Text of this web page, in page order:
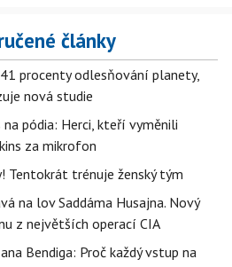
články
procenty odlesňování planety,
nová studie
na pódia: Herci, kteří vyměnili
za mikrofon
Tentokrát trénuje ženský tým
na lov Saddáma Husajna. Nový
z největších operací CIA
Bendiga: Proč každý vstup na